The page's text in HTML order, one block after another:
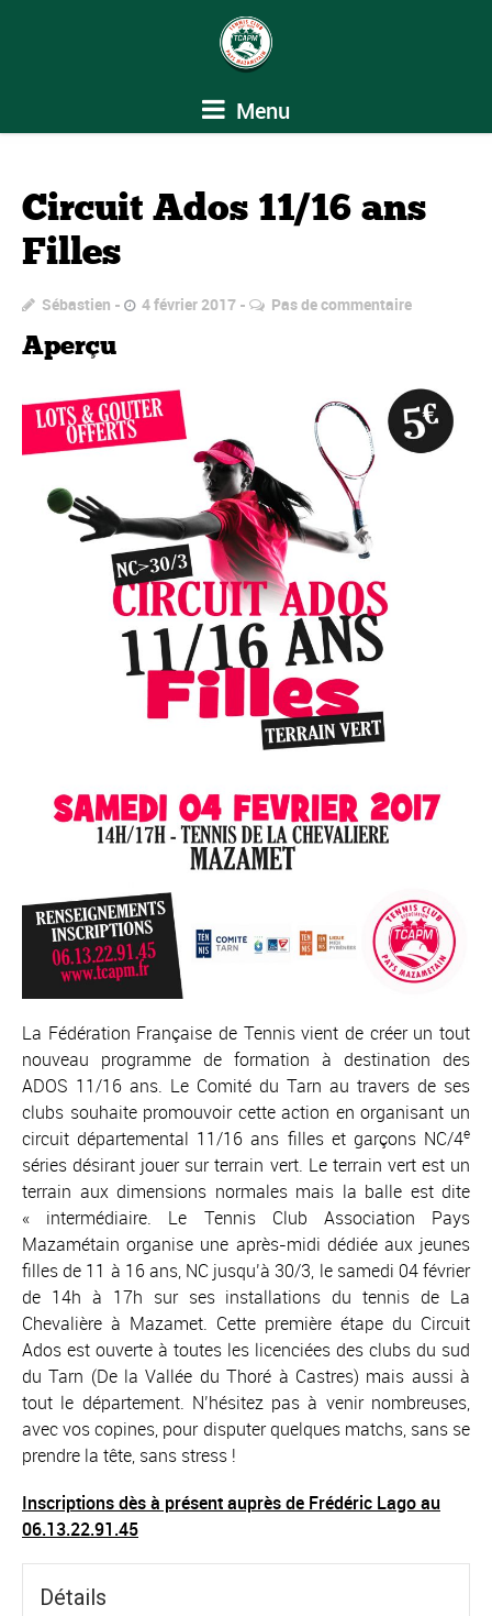
Menu
Circuit Ados 11/16 ans
Filles
Sébastien 4 février 2017 Pas de commentaire
Aperçu
La Fédération Française de Tennis vient de créer un tout
nouveau programme de formation à destination des
ADOS 11/16 ans. Le Comité du Tarn au travers de ses
clubs souhaite promouvoir cette action en organisant un
circuit départemental 11/16 ans filles et garçons NC/4e
séries désirant jouer sur terrain vert. Le terrain vert est un
terrain aux dimensions normales mais la balle est dite
« intermédiaire. Le Tennis Club Association Pays
Mazamétain organise une après-midi dédiée aux jeunes
filles de 11 à 16 ans, NC jusqu’à 30/3, le samedi 04 février
de 14h à 17h sur ses installations du tennis de La
Chevalière à Mazamet. Cette première étape du Circuit
Ados est ouverte à toutes les licenciées des clubs du sud
du Tarn (De la Vallée du Thoré à Castres) mais aussi à
tout le département. N’hésitez pas à venir nombreuses,
avec vos copines, pour disputer quelques matchs, sans se
prendre la tête, sans stress !
Inscriptions dès à présent auprès de Frédéric Lago au
06.13.22.91.45
Détails